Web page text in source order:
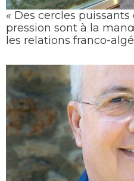
« Des cercles
pression sont à la
les relations franco-